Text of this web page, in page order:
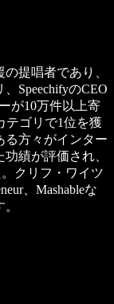
提唱者であり、
SpeechifyのCEO
が10万件以上寄
テゴリで1位を獲
る方々がインター
績が評価され、
。クリフ・ワイツ
、Mashableな